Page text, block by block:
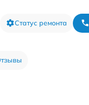
Статус ремонта